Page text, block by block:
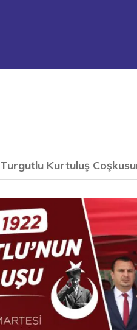
Turgutlu Kurtuluş